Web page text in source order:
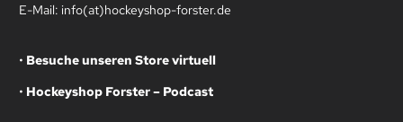
E-Mail: info(at)hockeyshop-forster.de
• Besuche unseren Store virtuell
• Hockeyshop Forster – Podcast